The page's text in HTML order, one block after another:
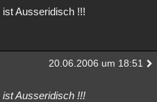
Ausseridisch !!!
20.06.2006 um 18:51
Ausseridisch !!!